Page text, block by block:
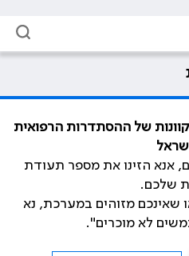
של ההסתדרות הרפואית
אנא הזינו את מספר תעודת
שלכם.
שאינכם מזוהים במערכת, נא
לא מוכרים".